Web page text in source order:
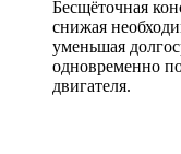
Бесщёточная
снижая
уменьшая
одновременно
двигателя.